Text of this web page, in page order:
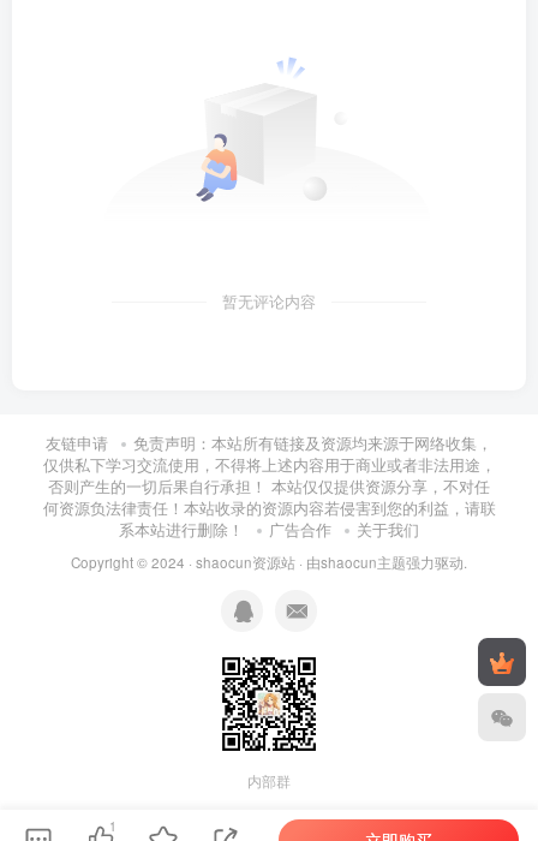
day11.创建子进程（续）、进程的终止_ev.mp4
day12.回收子进程、wait、waitpid_ev.mp4
day13.创建新进程、system_ev.mp4
信号_ev.mp4
day16.信号集、信号屏蔽_ev.mp4
day17.现代风格的信号处理、现代风格的信号发
day18.进程间通信、有名管道、无名管道、管道
day19.ipc对象、共享内存、消息队列_ev.mp4
day21：网络基础、ip地址、套接字、相关函
暂无评论内容
友链申请
免责声明：本站所有链接及资源均来源于网络收集，
仅供私下学习交流使用，不得将上述内容用于商业或者非法用途，
否则产生的一切后果自行承担！ 本站仅仅提供资源分享，不对任
何资源负法律责任！本站收录的资源内容若侵害到您的利益，请联
系本站进行删除！
广告合作 关于我们
Copyright © 2024 · shaocun资源站 · 由shaocun主题强力驱动.
内部群
1